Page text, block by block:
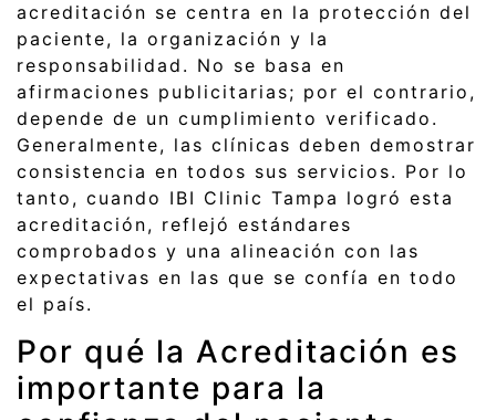
acreditación se centra en la protección del
paciente, la organización y la
responsabilidad. No se basa en
afirmaciones publicitarias; por el contrario,
depende de un cumplimiento verificado.
Generalmente, las clínicas deben demostrar
consistencia en todos sus servicios. Por lo
tanto, cuando IBI Clinic Tampa logró esta
acreditación, reflejó estándares
comprobados y una alineación con las
expectativas en las que se confía en todo
el país.
Por qué la Acreditación es
importante para la